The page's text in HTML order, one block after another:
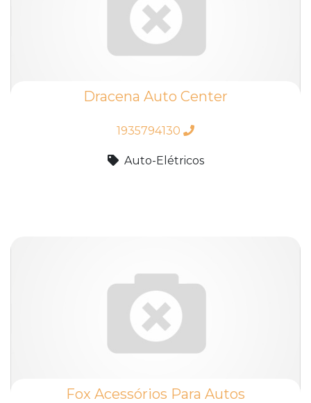
Dracena Auto Center
1935794130
Auto-Elétricos
Fox Acessórios Para Autos